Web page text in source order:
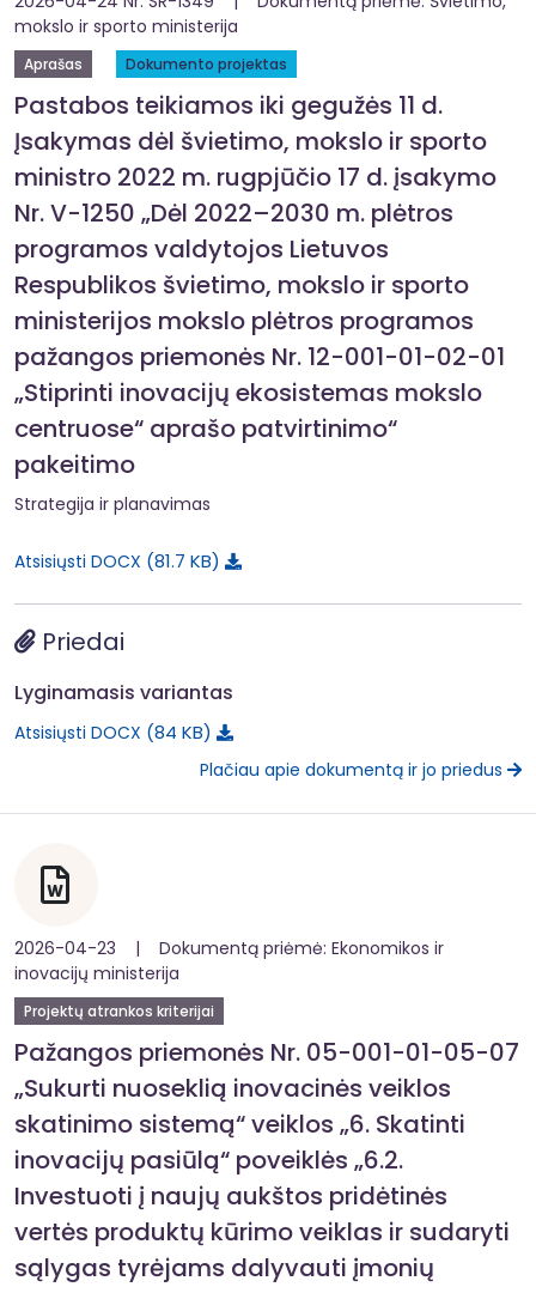
mokslo ir sporto ministerija
Aprašas Dokumento projektas
Pastabos teikiamos iki gegužės 11 d.
Įsakymas dėl švietimo, mokslo ir sporto
ministro 2022 m. rugpjūčio 17 d. įsakymo
Nr. V-1250 „Dėl 2022–2030 m. plėtros
programos valdytojos Lietuvos
Respublikos švietimo, mokslo ir sporto
ministerijos mokslo plėtros programos
pažangos priemonės Nr. 12-001-01-02-01
„Stiprinti inovacijų ekosistemas mokslo
centruose“ aprašo patvirtinimo“
pakeitimo
Strategija ir planavimas
Atsisiųsti DOCX 81.7 KB
Priedai
Lyginamasis variantas
Atsisiųsti DOCX 84 KB
Plačiau apie dokumentą ir jo priedus
2026-04-23 | Dokumentą priėmė: Ekonomikos ir
inovacijų ministerija
Projektų atrankos kriterijai
Pažangos priemonės Nr. 05-001-01-05-07
„Sukurti nuoseklią inovacinės veiklos
skatinimo sistemą“ veiklos „6. Skatinti
inovacijų pasiūlą“ poveiklės „6.2.
Investuoti į naujų aukštos pridėtinės
vertės produktų kūrimo veiklas ir sudaryti
sąlygas tyrėjams dalyvauti įmonių